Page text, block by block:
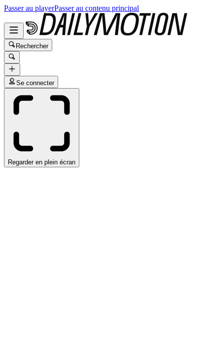
Passer au playerPasser au contenu principal
Rechercher
Se connecter
Regarder en plein écran